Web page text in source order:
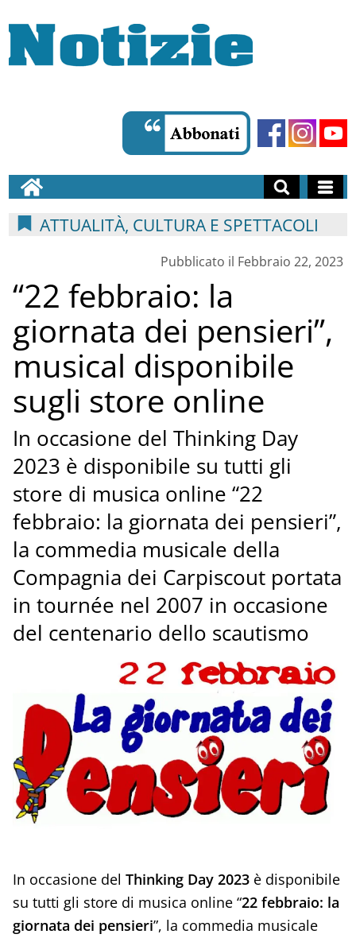
ATTUALITÀ, CULTURA E SPETTACOLI
Pubblicato il Febbraio 22, 2023
“22 febbraio: la
giornata dei pensieri”,
musical disponibile
sugli store online
In occasione del Thinking Day
2023 è disponibile su tutti gli
store di musica online “22
febbraio: la giornata dei pensieri”,
la commedia musicale della
Compagnia dei Carpiscout portata
in tournée nel 2007 in occasione
del centenario dello scautismo
In occasione del Thinking Day 2023è disponibile
su tutti gli store di musica online “22 febbraio: la
giornata dei pensieri”, la commedia musicale